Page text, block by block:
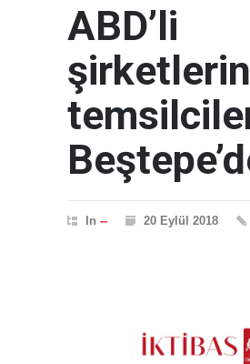
ABD’li
şirketlerin
In -- 20 Eylül 2018